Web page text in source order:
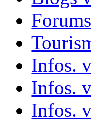
Infos.
Infos.
Infos.